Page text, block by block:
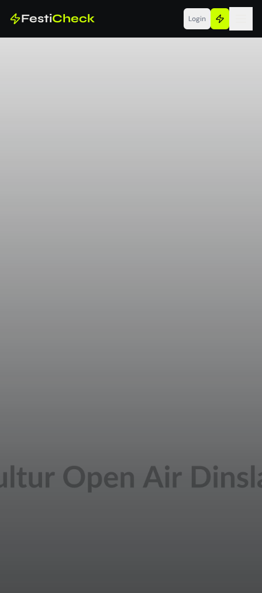
FestiCheck Login